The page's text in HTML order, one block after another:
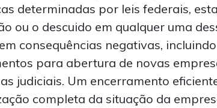
determinadas por leis federais,
ou o descuido em qualquer uma
consequências negativas,
para abertura de novas
judiciais. Um encerramento
completa da situação da